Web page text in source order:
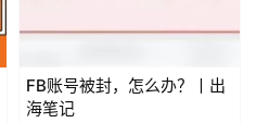
FB账号被封，怎么办？丨出
海笔记